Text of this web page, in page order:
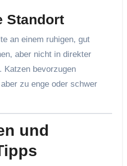
Standort
an einem ruhigen, gut
aber nicht in direkter
Katzen bevorzugen
zu enge oder schwer
und